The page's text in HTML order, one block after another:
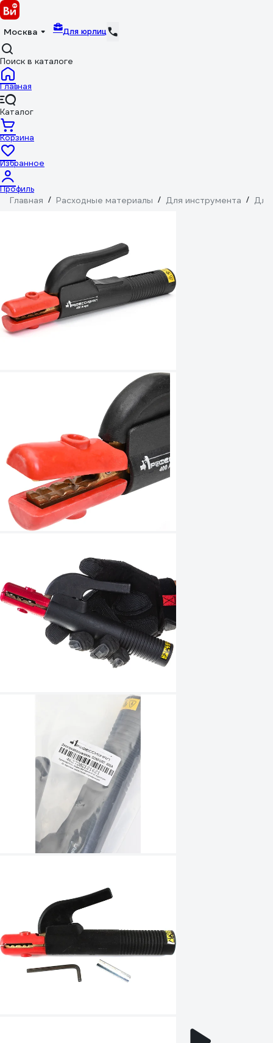
Москва Для юрлиц
Поиск в каталоге
Главная
Каталог
Корзина
Избранное
Профиль
Главная / Расходные материалы / Для инструмента / Для